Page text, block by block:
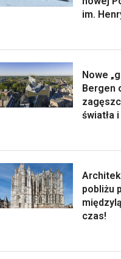
im.
Nowe
Bergen
światła
pobliżu
czas!